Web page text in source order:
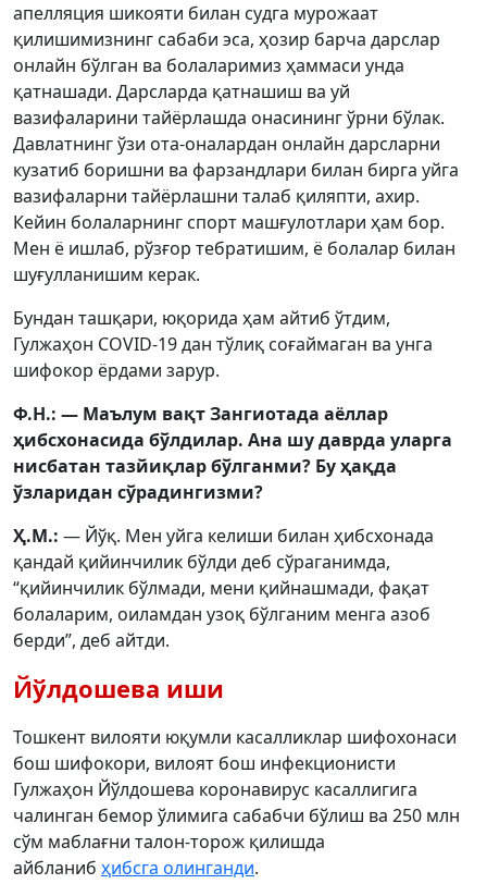
апелляция шикояти билан судга мурожаат
қилишимизнинг сабаби эса, ҳозир барча дарслар
онлайн бўлган ва болаларимиз ҳаммаси унда
қатнашади. Дарсларда қатнашиш ва уй
вазифаларини тайёрлашда онасининг ўрни бўлак.
Давлатнинг ўзи ота-оналардан онлайн дарсларни
кузатиб боришни ва фарзандлари билан бирга уйга
вазифаларни тайёрлашни талаб қиляпти, ахир.
Кейин болаларнинг спорт машғулотлари ҳам бор.
Мен ё ишлаб, рўзғор тебратишим, ё болалар билан
шуғулланишим керак.
Бундан ташқари, юқорида ҳам айтиб ўтдим,
Гулжаҳон COVID-19 дан тўлиқ соғаймаган ва унга
шифокор ёрдами зарур.
Ф.Н.: — Маълум вақт Зангиотада аёллар
ҳибсхонасида бўлдилар. Ана шу даврда уларга
нисбатан тазйиқлар бўлганми? Бу ҳақда
ўзларидан сўрадингизми?
Ҳ.М.: — Йўқ. Мен уйга келиши билан ҳибсхонада
қандай қийинчилик бўлди деб сўраганимда,
“қийинчилик бўлмади, мени қийнашмади, фақат
болаларим, оиламдан узоқ бўлганим менга азоб
берди”, деб айтди.
Йўлдошева иши
Тошкент вилояти юқумли касалликлар шифохонаси
бош шифокори, вилоят бош инфекционисти
Гулжаҳон Йўлдошева коронавирус касаллигига
чалинган бемор ўлимига сабабчи бўлиш ва 250 млн
сўм маблағни талон-торож қилишда
айбланиб ҳибсга олинганди.